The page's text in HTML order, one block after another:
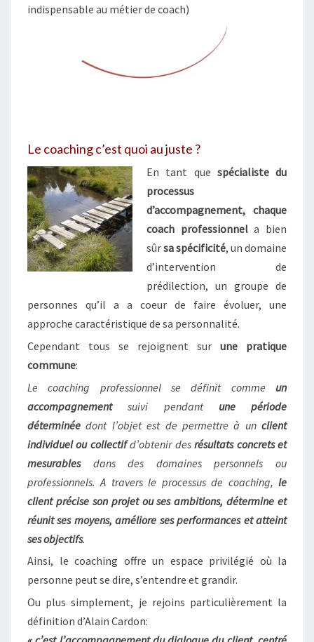
indispensable au métier de coach)
Le coaching c’est quoi au juste ?
En tant que spécialiste du
processus
d’accompagnement, chaque
coach professionnela bien
sûrsa spécificité, un domaine
d’intervention de
prédilection, un groupe de
personnes qu’il a a coeur de faire évoluer, une
approche caractéristique de sa personnalité.
Cependant tous se rejoignent sur une pratique
commune:
Le coaching professionnel se définit comme un
accompagnementsuivi pendant une période
déterminée dont l’objet est de permettre à un client
individuel ou collectifd’obtenir desrésultats concrets et
mesurablesdans des domaines personnels ou
professionnels. A travers le processus de coaching, le
client précise son projet ou ses ambitions, détermine et
réunit ses moyens, améliore ses performances et atteint
ses objectifs.
Ainsi, le coaching offre un espace privilégié où la
personne peut se dire, s’entendre et grandir.
Ou plus simplement, je rejoins particulièrement la
définition d’Alain Cardon: